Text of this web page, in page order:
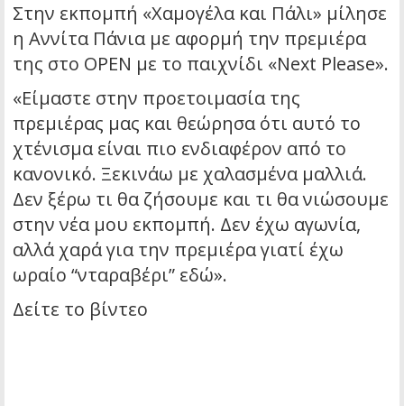
Στην εκπομπή «Χαμογέλα και Πάλι» μίλησε
η Αννίτα Πάνια με αφορμή την πρεμιέρα
της στο OPEN με το παιχνίδι «Next Please».
«Είμαστε στην προετοιμασία της
πρεμιέρας μας και θεώρησα ότι αυτό το
χτένισμα είναι πιο ενδιαφέρον από το
κανονικό. Ξεκινάω με χαλασμένα μαλλιά.
Δεν ξέρω τι θα ζήσουμε και τι θα νιώσουμε
στην νέα μου εκπομπή. Δεν έχω αγωνία,
αλλά χαρά για την πρεμιέρα γιατί έχω
ωραίο “νταραβέρι” εδώ».
Δείτε το βίντεο